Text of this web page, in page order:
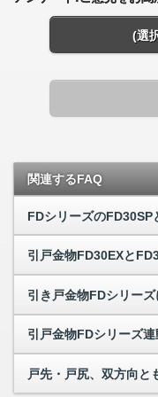
(選
関連するFAQ
FDシリーズの
引戸金物FD30EXと